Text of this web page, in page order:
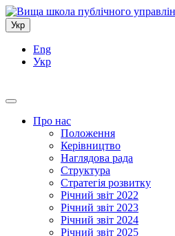
Укр
Eng
Укр
Про нас
Положення
Керівництво
Наглядова рада
Структура
Стратегія розвитку
Річний звіт 2022
Річний звіт 2023
Річний звіт 2024
Річний звіт 2025